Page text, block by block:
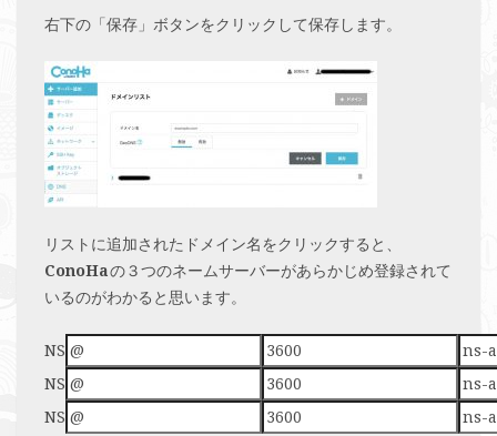
右下の「保存」ボタンをクリックして保存します。
リストに追加されたドメイン名をクリックすると、
ConoHaの３つのネームサーバーがあらかじめ登録されて
いるのがわかると思います。
NS
NS
NS